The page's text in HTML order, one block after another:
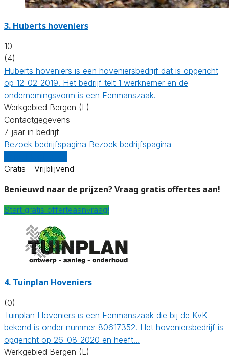
3. Huberts hoveniers
10
(4)
Huberts hoveniers is een hoveniersbedrijf dat is opgericht
op 12-02-2019. Het bedrijf telt 1 werknemer en de
ondernemingsvorm is een Eenmanszaak.
Werkgebied Bergen (L)
Contactgegevens
7 jaar in bedrijf
Bezoek bedrijfspagina Bezoek bedrijfspagina
Gratis - Vrijblijvend
Benieuwd naar de prijzen? Vraag gratis offertes aan!
Start gratis offerteaanvraag!
4. Tuinplan Hoveniers
(0)
Tuinplan Hoveniers is een Eenmanszaak die bij de KvK
bekend is onder nummer 80617352. Het hoveniersbedrijf is
opgericht op 26-08-2020 en heeft…
Werkgebied Bergen (L)